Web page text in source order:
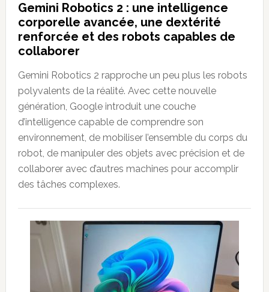
Gemini Robotics 2 : une intelligence
corporelle avancée, une dextérité
renforcée et des robots capables de
collaborer
Gemini Robotics 2 rapproche un peu plus les robots
polyvalents de la réalité. Avec cette nouvelle
génération, Google introduit une couche
d’intelligence capable de comprendre son
environnement, de mobiliser l’ensemble du corps du
robot, de manipuler des objets avec précision et de
collaborer avec d’autres machines pour accomplir
des tâches complexes.